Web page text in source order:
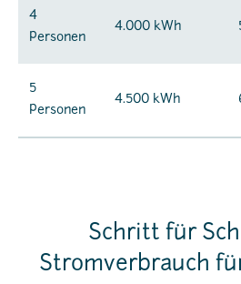
4
Personen
4.000 kWh
5
Personen
4.500 kWh
Schritt für
Stromverbrauch